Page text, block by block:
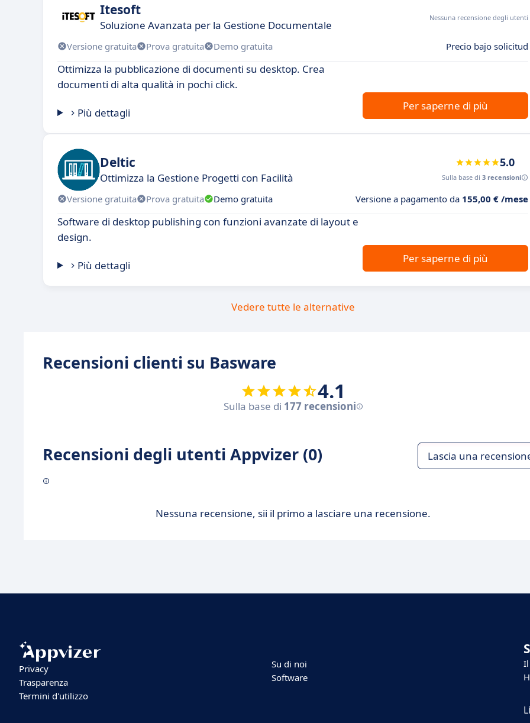
Itesoft
Soluzione Avanzata per la Gestione Documentale
Nessuna recensione degli utenti
Versione gratuita Prova gratuita Demo gratuita Precio bajo solicitud
Ottimizza la pubblicazione di documenti su desktop. Crea
documenti di alta qualità in pochi click.
Più dettagli
Per saperne di più
Deltic
Ottimizza la Gestione Progetti con Facilità
5.0
Sulla base di 3 recensioni
Versione gratuita Prova gratuita Demo gratuita Versione a pagamento da 155,00 € /mese
Software di desktop publishing con funzioni avanzate di layout e
design.
Più dettagli
Per saperne di più
Vedere tutte le alternative
Recensioni clienti su Basware
4.1
Sulla base di 177 recensioni
Recensioni degli utenti Appvizer (0) Lascia una
Nessuna recensione, sii il primo a lasciare una recensione.
Privacy
Trasparenza
Termini d'utilizzo
Su di noi
Software